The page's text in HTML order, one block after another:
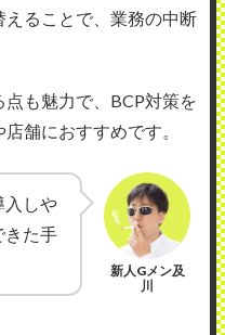
ることで、業務の中断
も魅力で、BCP対策を
舗におすすめです。
入しや
きた手
新人Gメン及
川